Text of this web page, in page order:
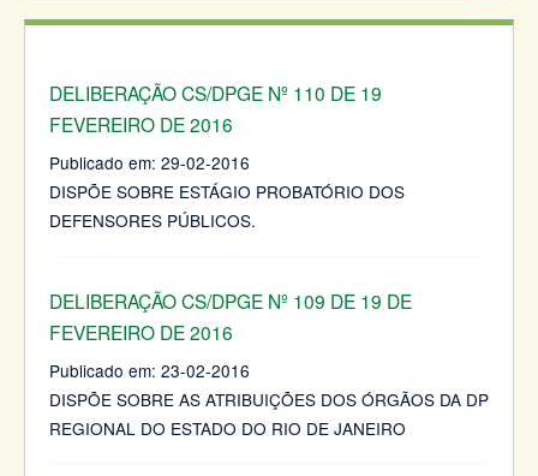
DELIBERAÇÃO CS/DPGE Nº 110 DE 19
FEVEREIRO DE 2016
Publicado em: 29-02-2016
DISPÕE SOBRE ESTÁGIO PROBATÓRIO DOS
DEFENSORES PÚBLICOS.
DELIBERAÇÃO CS/DPGE Nº 109 DE 19 DE
FEVEREIRO DE 2016
Publicado em: 23-02-2016
DISPÕE SOBRE AS ATRIBUIÇÕES DOS ÓRGÃOS DA DP
REGIONAL DO ESTADO DO RIO DE JANEIRO